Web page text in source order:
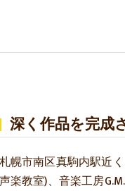
深く作品を完成
札幌市南区真駒内駅近
声楽教室)、音楽工房